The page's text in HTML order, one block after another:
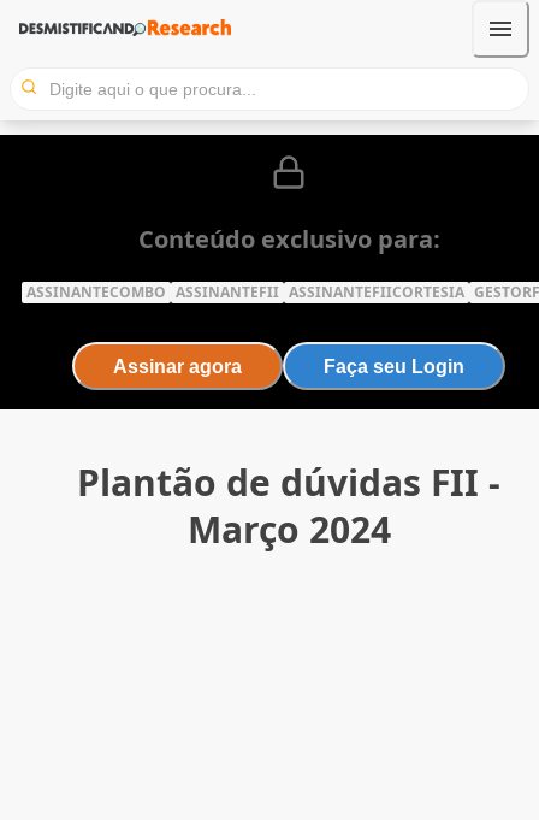
Conteúdo exclusivo para:
ASSINANTECOMBO ASSINANTEFII ASSINANTEFIICORTESIA
Assinar agora Faça seu Login
Plantão de dúvidas FII -
Março 2024